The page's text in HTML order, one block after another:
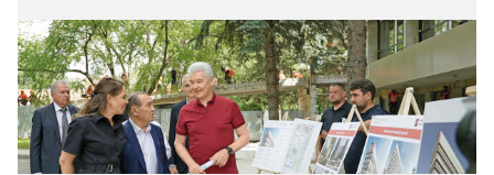
02.08.2026 № 29 (427)
РЕКОНСТРУКЦИЯ БОЛЬНИЦЫ БЕЗ
ОТРЫВА ОТ ЛЕЧЕНИЯ